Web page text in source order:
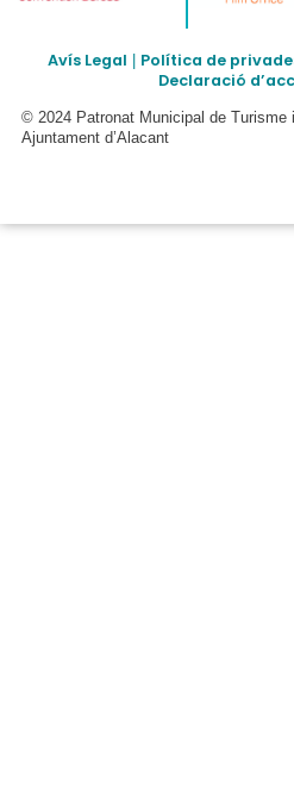
Avís Legal | Política de
Declaració
© 2024 Patronat Municipal de Turisme
Ajuntament d’Alacant